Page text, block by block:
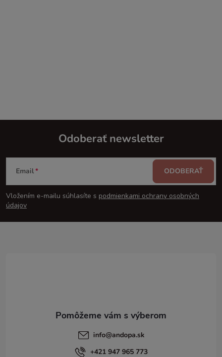
Z
á
p
Odoberať newsletter
Email
Vložením e-mailu súhlasíte s podmienkami ochrany osobných
údajov
ODOBERAŤ
info@andopa.sk
+421 947 965 773